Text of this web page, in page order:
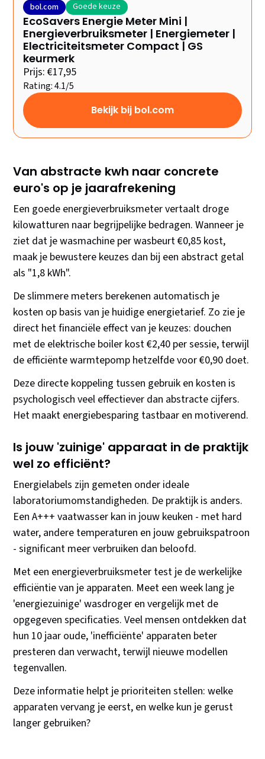
bol.com Goede keuze
EcoSavers Energie Meter Mini |
Energieverbruiksmeter | Energiemeter |
Electriciteitsmeter Compact | GS
keurmerk
Prijs: €17,95
Rating: 4.1/5
Bekijk bij bol.com
Van abstracte kwh naar concrete
euro's op je jaarafrekening
Een goede energieverbruiksmeter vertaalt droge
kilowatturen naar begrijpelijke bedragen. Wanneer je
ziet dat je wasmachine per wasbeurt €0,85 kost,
maak je bewustere keuzes dan bij een abstract getal
als "1,8 kWh".
De slimmere meters berekenen automatisch je
kosten op basis van je huidige energietarief. Zo zie je
direct het financiële effect van je keuzes: douchen
met de elektrische boiler kost €2,40 per sessie, terwijl
de efficiënte warmtepomp hetzelfde voor €0,90 doet.
Deze directe koppeling tussen gebruik en kosten is
psychologisch veel effectiever dan abstracte cijfers.
Het maakt energiebesparing tastbaar en motiverend.
Is jouw 'zuinige' apparaat in de praktijk
wel zo efficiënt?
Energielabels zijn gemeten onder ideale
laboratoriumomstandigheden. De praktijk is anders.
Een A+++ vaatwasser kan in jouw keuken - met hard
water, andere temperaturen en jouw gebruikspatroon
- significant meer verbruiken dan beloofd.
Met een energieverbruiksmeter test je de werkelijke
efficiëntie van je apparaten. Meet een week lang je
'energiezuinige' wasdroger en vergelijk met de
opgegeven specificaties. Veel mensen ontdekken dat
hun 10 jaar oude, 'inefficiënte' apparaten beter
presteren dan verwacht, terwijl nieuwe modellen
tegenvallen.
Deze informatie helpt je prioriteiten stellen: welke
apparaten vervang je eerst, en welke kun je gerust
langer gebruiken?